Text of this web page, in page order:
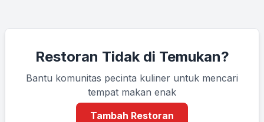
Restoran Tidak di Temukan?
Bantu komunitas pecinta kuliner untuk mencari
tempat makan enak
Tambah Restoran